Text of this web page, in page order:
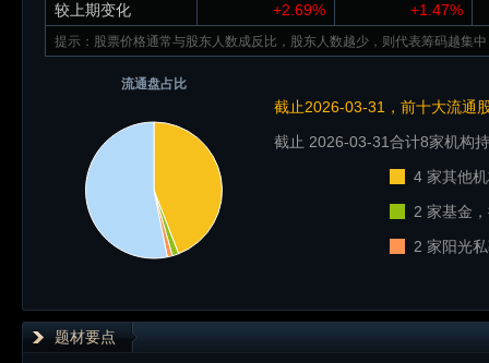
较上期变化
+2.69% +1.47%
提示：股票价格通常与股东人数成反比，股东人数越少，则代表筹码越集
流通盘占比
截止2026-03-31，前十大流通
截止 2026-03-31合计8家机构
4 家其他
2 家基金
2 家阳光
题材要点